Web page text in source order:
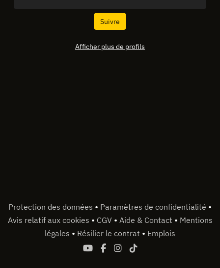
Suivre
Afficher plus de profils
Protection des données • Paramètres de confidentialité •
Avis relatif aux cookies • CGV • Aide & Contact • Mentions
légales • Résilier le contrat • Emplois